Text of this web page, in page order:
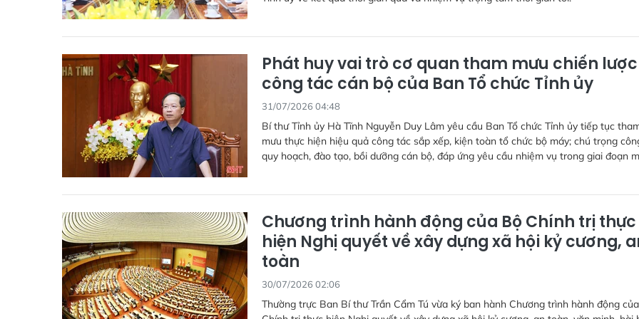
Phát huy vai trò cơ quan tham mưu chiến
công tác cán bộ của Ban Tổ chức Tỉnh ủy
31/07/2026 04:48
Bí thư Tỉnh ủy Hà Tĩnh Nguyễn Duy Lâm yêu cầu Ban Tổ chức Tỉnh ủy tiếp tục
mưu thực hiện hiệu quả công tác sắp xếp, kiện toàn tổ chức bộ máy; chú trọng
quy hoạch, đào tạo, bồi dưỡng cán bộ, đáp ứng yêu cầu nhiệm vụ trong giai đoạn
Chương trình hành động của Bộ Chính trị thực
hiện Nghị quyết về xây dựng xã hội kỷ cương,
toàn
30/07/2026 02:06
Thường trực Ban Bí thư Trần Cẩm Tú vừa ký ban hành Chương trình hành động